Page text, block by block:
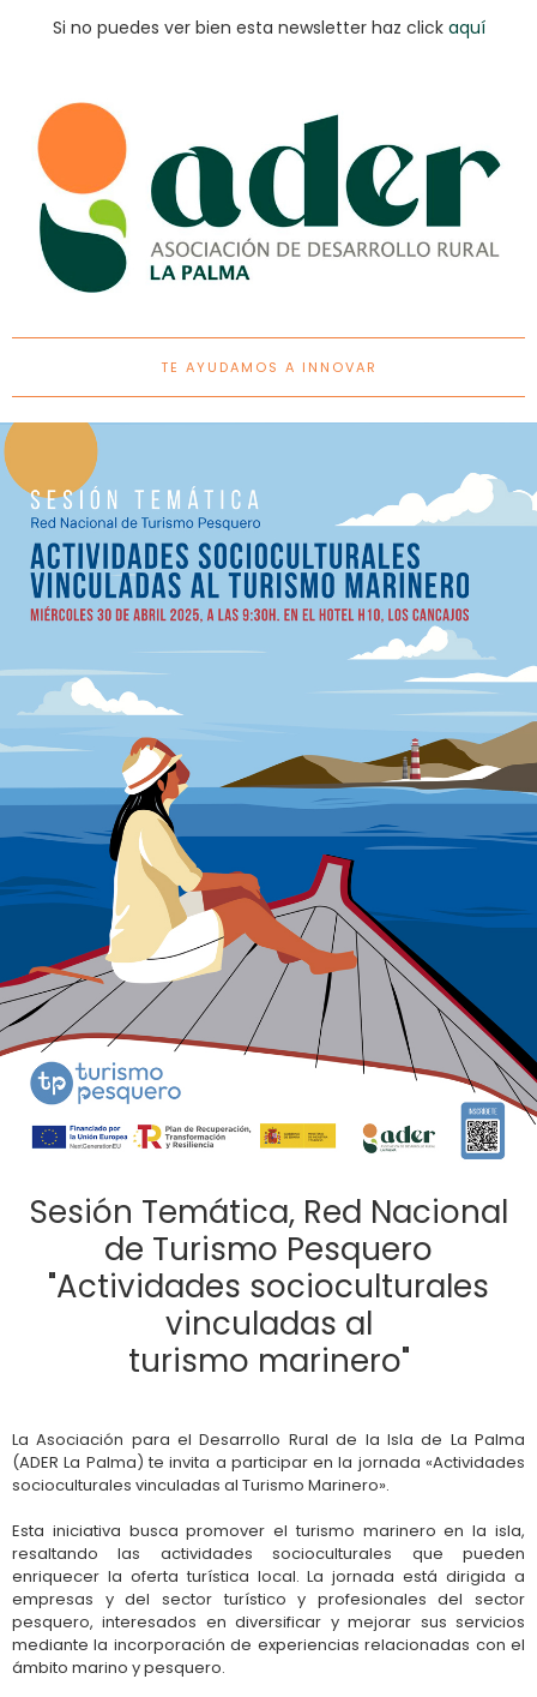
Si no puedes ver bien esta newsletter haz click aquí
TE AYUDAMOS A INNOVAR
Sesión Temática, Red Nacional
de Turismo Pesquero
"Actividades socioculturales
vinculadas al
turismo marinero"
La Asociación para el Desarrollo Rural de la Isla de La Palma
(ADER La Palma) te invita a participar en la jornada «Actividades
socioculturales vinculadas al Turismo Marinero».
Esta iniciativa busca promover el turismo marinero en la isla,
resaltando las actividades socioculturales que pueden
enriquecer la oferta turística local. La jornada está dirigida a
empresas y del sector turístico y profesionales del sector
pesquero, interesados en diversificar y mejorar sus servicios
mediante la incorporación de experiencias relacionadas con el
ámbito marino y pesquero.